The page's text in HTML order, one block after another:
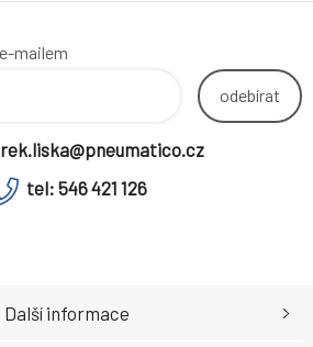
mailem
odebírat
tel: 546 421 126
Další informace